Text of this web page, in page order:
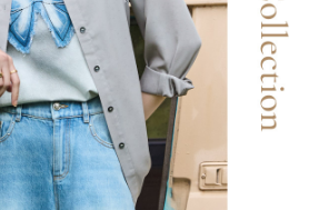
司。
請瀏覽以下網址：
得法定代理人或監護人之同意方可使用
同意申辦者引起之損失，本公司不負相關責
時，將依據個別帳號之用戶狀況，依本公司即
若仍有額度不足之情形，本公司將視審查結果
使用他人資訊註冊。若發現惡意使用之情形，
含以上)免運費
含以上)免運費
含以上)免運費